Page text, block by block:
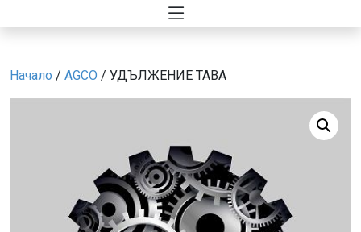
Начало / AGCO / УДЪЛЖЕНИЕ ТАВА